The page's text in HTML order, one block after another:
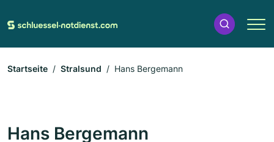
Startseite Stralsund Hans Bergemann
Hans Bergemann